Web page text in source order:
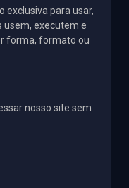
exclusiva para usar,
usem, executem e
forma, formato ou
nosso site sem